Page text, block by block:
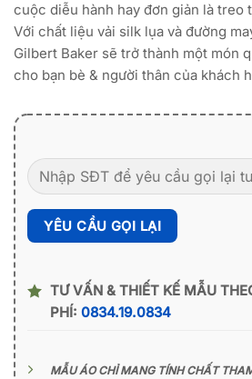
cuộc diễu hành hay đơn giản là treo
Với chất liệu vải silk lụa và đường
Gilbert Baker sẽ trở thành một món
cho bạn bè & người thân của khách
TƯ VẤN & THIẾT KẾ MẪU
PHÍ: 0834.19.0834
MẪU ÁO CHỈ MANG TÍNH CHẤT